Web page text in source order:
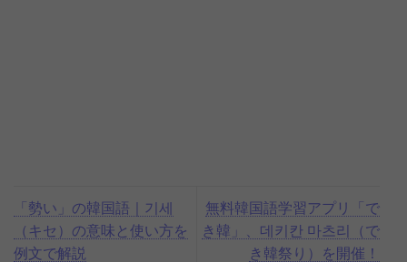
「勢い」の韓国語｜기세
（キセ）の意味と使い方を
例文で解説
無料韓国語学習アプリ「で
き韓」、데키칸 마츠리（で
き韓祭り）を開催！